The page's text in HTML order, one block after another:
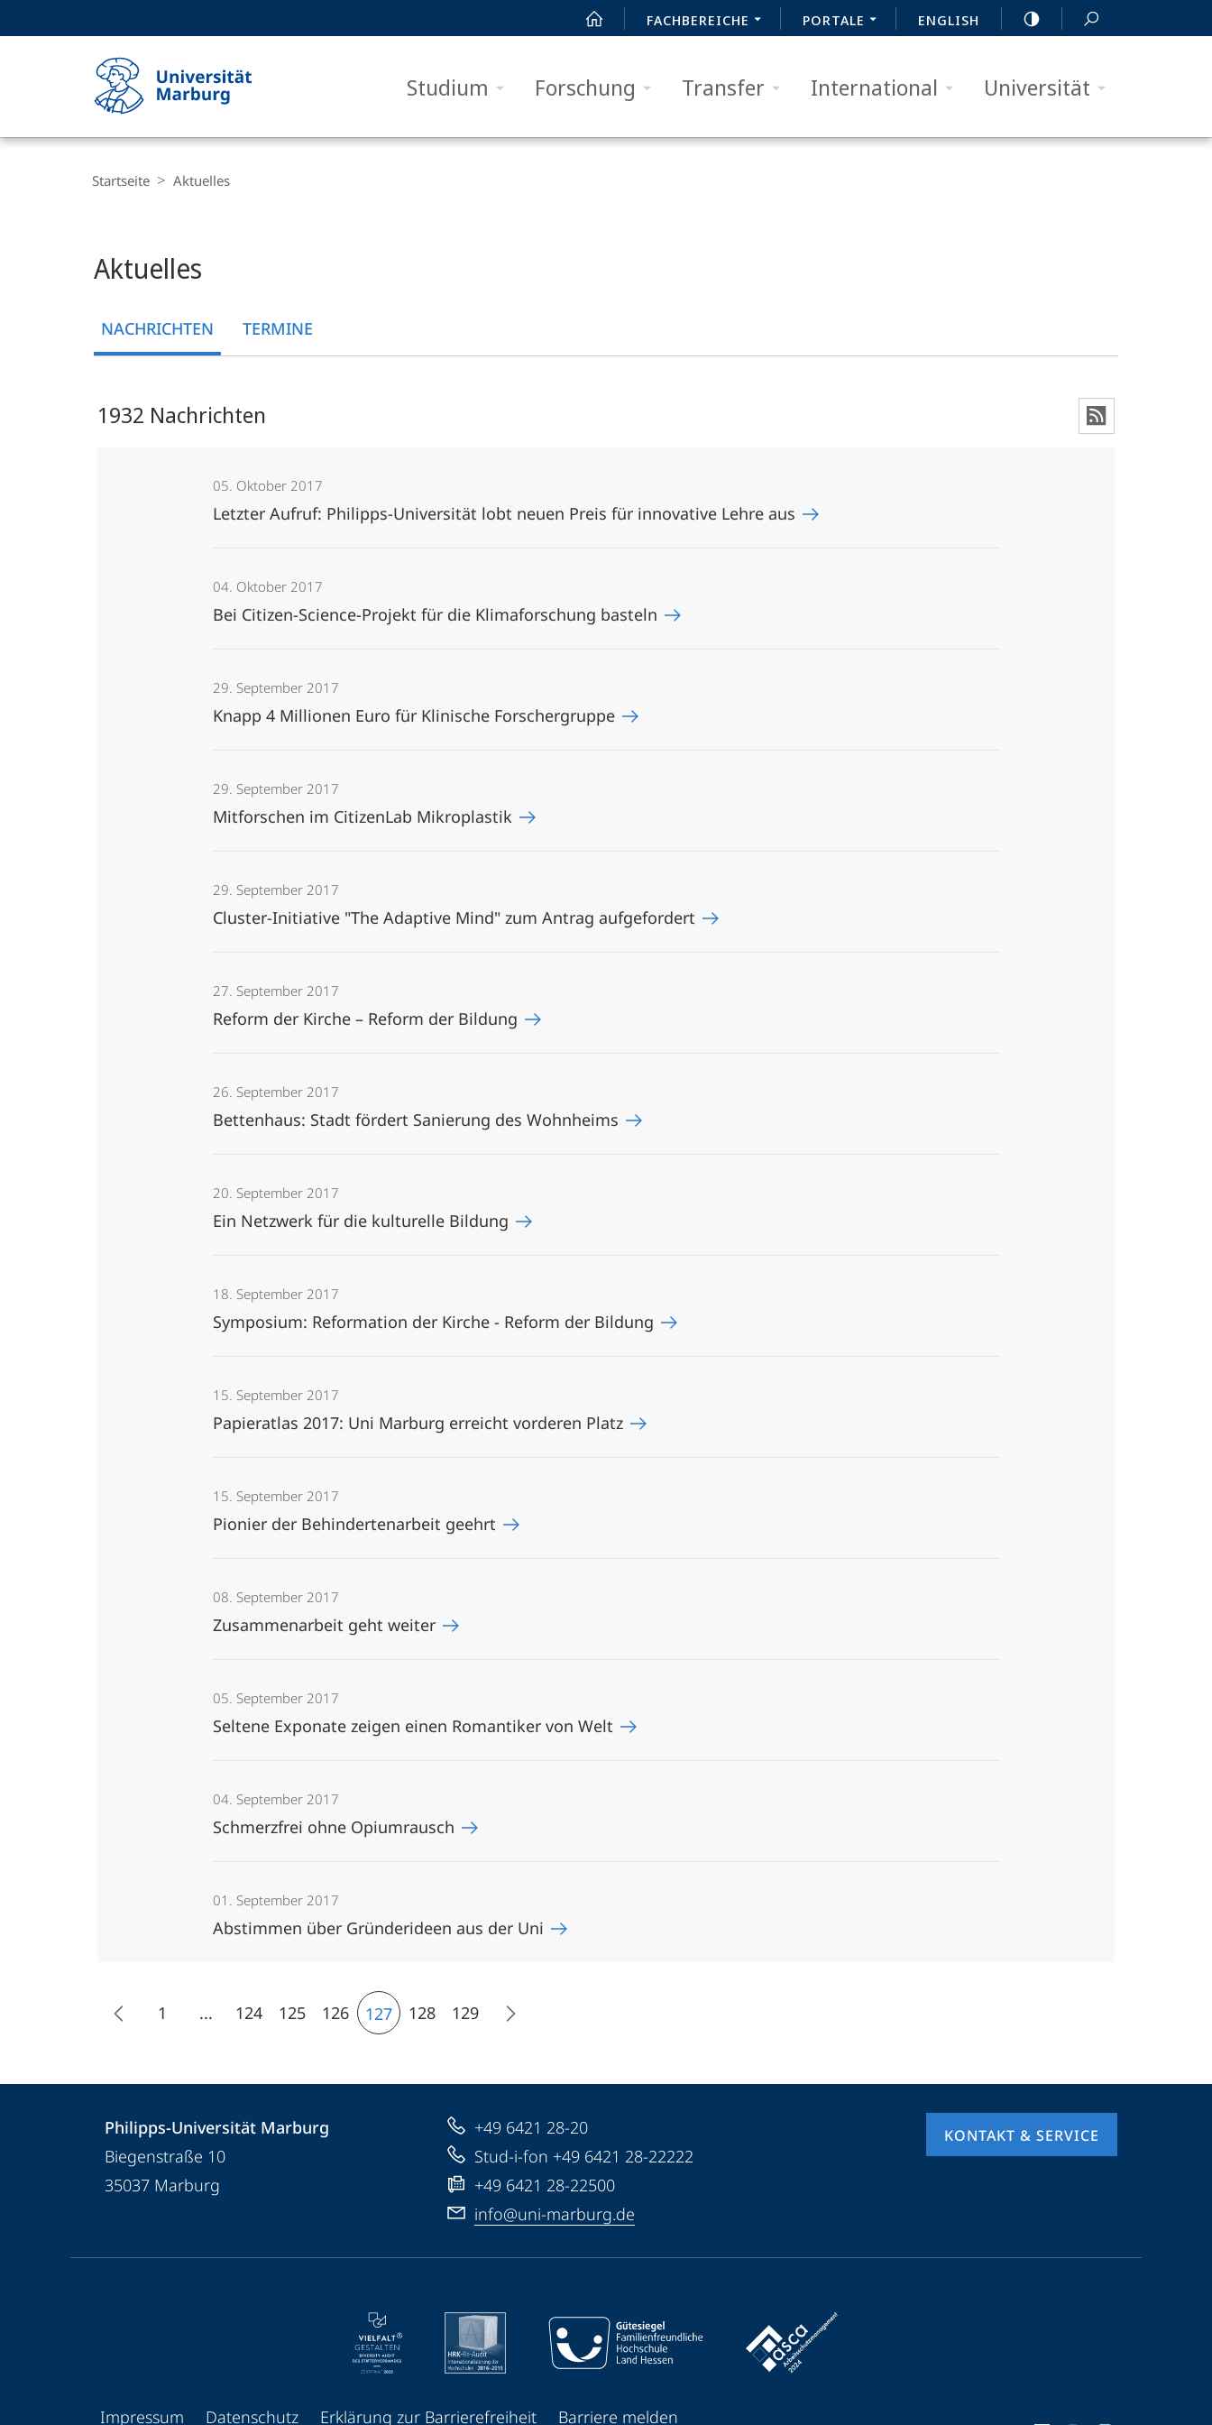
FACHBEREICHE PORTALE ENGLISH
Studium Forschung Transfer International Universität
Philipps-
Marburg
Navigation
Startseite Aktuelles
Aktuelles
NACHRICHTEN TERMINE
1932 Nachrichten
05. Oktober 2017
Letzter Aufruf: Philipps-Universität lobt neuen Preis für innovative Lehre aus
04. Oktober 2017
Bei Citizen-Science-Projekt für die Klimaforschung basteln
29. September 2017
Knapp 4 Millionen Euro für Klinische Forschergruppe
29. September 2017
Mitforschen im CitizenLab Mikroplastik
29. September 2017
Cluster-Initiative "The Adaptive Mind" zum Antrag aufgefordert
27. September 2017
Reform der Kirche – Reform der Bildung
26. September 2017
Bettenhaus: Stadt fördert Sanierung des Wohnheims
20. September 2017
Ein Netzwerk für die kulturelle Bildung
18. September 2017
Symposium: Reformation der Kirche - Reform der Bildung
15. September 2017
Papieratlas 2017: Uni Marburg erreicht vorderen Platz
15. September 2017
Pionier der Behindertenarbeit geehrt
08. September 2017
Zusammenarbeit geht weiter
05. September 2017
Seltene Exponate zeigen einen Romantiker von Welt
04. September 2017
Schmerzfrei ohne Opiumrausch
01. September 2017
Abstimmen über Gründerideen aus der Uni
1 ... 124 125 126 127 128 129
Informationen
Kontaktinformationen
Philipps-
Universität
Marburg
Philipps-Universität Marburg
Biegenstraße 10
35037 Marburg
+49 6421 28-20
Stud-i-fon +49 6421 28-22222
+49 6421 28-22500
info@uni-marburg.de
KONTAKT & SERVICE
Media
Impressum Datenschutz Erklärung zur Barrierefreiheit
Barriere melden